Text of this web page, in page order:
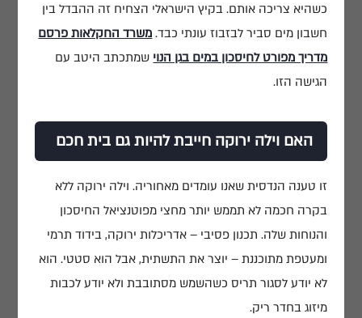
כשהיא צריכה אותם. בקיץ הישראלי הצחיח זה ההבדל בין
חשבון מים סביר לבזבוז עונתי כבד. משרד החקלאות פרסם
מדריך מפורט לחיסכון במים בגן הנוי שמתכתב היטב עם
הגישה הזו.
האם וילה ירוקה חייבת להיות גם בית חכם
זו טענה הנדסית שאנו עומדים מאחוריה. וילה ירוקה ללא
בקרה חכמה לא תממש יותר מחצי מפוטנציאל החיסכון
והנוחות שלה. תכנון פסיבי – אדריכלות ירוקה, בידוד תרמי
ומעטפת מתוכננת – יוצר את התשתית, אבל הוא סטטי. הוא
לא יודע לסגור תריס כשהשמש מסתובבת ולא יודע לכבות
מיזוג בחדר ריק.